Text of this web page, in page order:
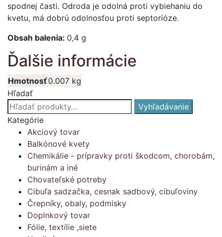
spodnej časti. Odroda je odolná proti vybiehaniu do
kvetu, má dobrú odolnosťou proti septorióze.
Obsah balenia: 0,4 g
Ďalšie informácie
Hmotnosť0.007 kg
Hľadať
Hľadať:
Vyhľadávanie
Kategórie
Akciový tovar
Balkónové kvety
Chemikálie - prípravky proti škodcom, chorobám,
burinám a iné
Chovateľské potreby
Cibuľa sadzačka, cesnak sadbový, cibuľoviny
Črepníky, obaly, podmisky
Doplnkový tovar
Fólie, textílie ,siete